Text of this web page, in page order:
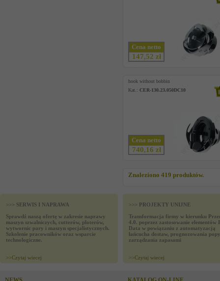
Cena netto
147,52 zł
hook without bobbin
Kat.: CER-130.23.050DC10
Cena netto
740,16 zł
Znaleziono 419 produktów.
>>> SERWIS I NAPRAWA
Sprawdź naszą ofertę w zakresie naprawy
maszyn szwalniczych, cutterów, ploterów,
wytwornic pary i maszyn specjalistycznych.
Szkolenie pracowników oraz wsparcie
technologiczne.
>>Czytaj wiecej
>>> PROJEKTY UNIJNE
Transformacja firmy w kierunku
4.0. poprzez zastosowanie elementów
Data w powiązaniu z automatyzacją
łańcucha dostaw, prognozowania
zarządzania zapasami
>>Czytaj wiecej